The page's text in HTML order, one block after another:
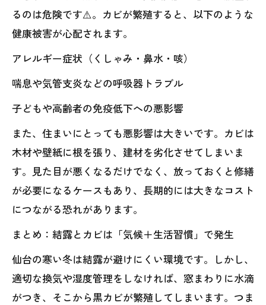
るのは危険です⚠️。カビが繁殖すると、以下のような
健康被害が心配されます。
アレルギー症状（くしゃみ・鼻水・咳）
喘息や気管支炎などの呼吸器トラブル
子どもや高齢者の免疫低下への悪影響
また、住まいにとっても悪影響は大きいです。カビは
木材や壁紙に根を張り、建材を劣化させてしまいま
す。見た目が悪くなるだけでなく、放っておくと修繕
が必要になるケースもあり、長期的には大きなコスト
につながる恐れがあります。
まとめ：結露とカビは「気候＋生活習慣」で発生
仙台の寒い冬は結露が避けにくい環境です。しかし、
適切な換気や湿度管理をしなければ、窓まわりに水滴
がつき、そこから黒カビが繁殖してしまいます。つま